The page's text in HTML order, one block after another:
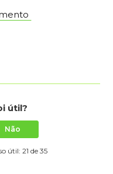
útil?
Não
útil: 21 de 35